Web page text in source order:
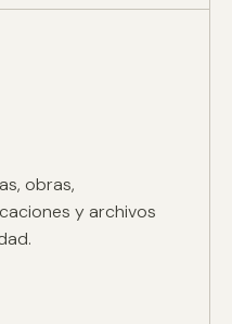
obras,
y archivos